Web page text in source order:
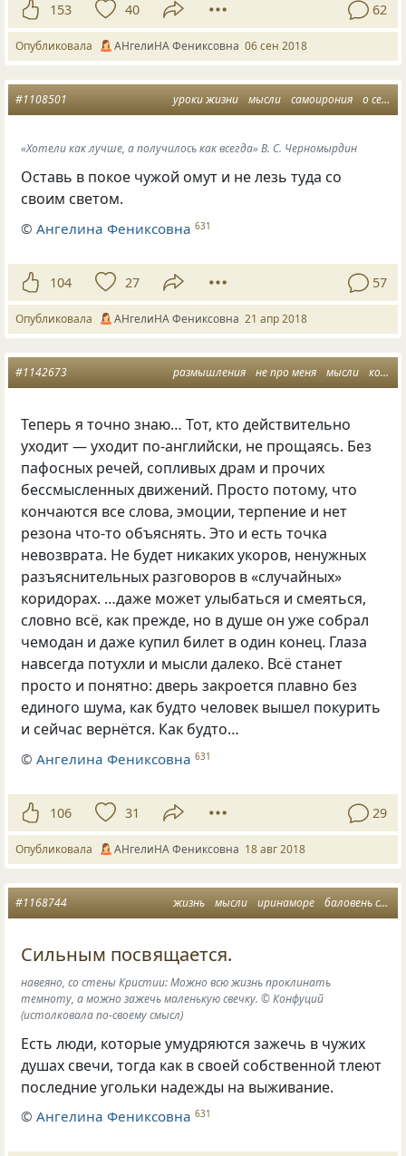
153 40 62
Опубликовала АНгелиНА Фениксовна 06 сен 2018
уроки жизни мысли самоирония о себе
#1108501
«Хотели как лучше, а получилось как всегда» В. С. Черномырдин
Оставь в покое чужой омут и не лезь туда со
своим светом.
©Ангелина Фениксовна 631
104 27 57
Опубликовала АНгелиНА Фениксовна 21 апр 2018
размышления не про меня мысли когда уходят
#1142673
Теперь я точно знаю… Тот, кто действительно
уходит — уходит по-английски, не прощаясь. Без
пафосных речей, сопливых драм и прочих
бессмысленных движений. Просто потому, что
кончаются все слова, эмоции, терпение и нет
резона что-то объяснять. Это и есть точка
невозврата. Не будет никаких укоров, ненужных
разъяснительных разговоров в «случайных»
коридорах. …даже может улыбаться и смеяться,
словно всё, как прежде, но в душе он уже собрал
чемодан и даже купил билет в один конец. Глаза
навсегда потухли и мысли далеко. Всё станет
просто и понятно: дверь закроется плавно без
единого шума, как будто человек вышел покурить
и сейчас вернётся. Как будто…
©Ангелина Фениксовна 631
106 31 29
Опубликовала АНгелиНА Фениксовна 18 авг 2018
жизнь мысли иринаморе баловень судьбы
#1168744
Сильным посвящается.
навеяно, со стены Кристии: Можно всю жизнь проклинать
темноту, а можно зажечь маленькую свечку. © Конфуций
(истолковала по-своему смысл)
Есть люди, которые умудряются зажечь в чужих
душах свечи, тогда как в своей собственной тлеют
последние угольки надежды на выживание.
©Ангелина Фениксовна 631